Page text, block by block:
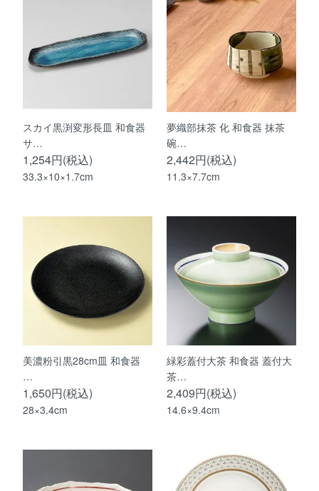
スカイ黒渕変形長皿 和食器
サ…
1,254円(税込)
33.3×10×1.7cm
夢織部抹茶 化 和食器 抹茶
碗…
2,442円(税込)
11.3×7.7cm
美濃粉引黒28cm皿 和食器
…
1,650円(税込)
28×3.4cm
緑彩蓋付大茶 和食器 蓋付大
茶…
2,409円(税込)
14.6×9.4cm